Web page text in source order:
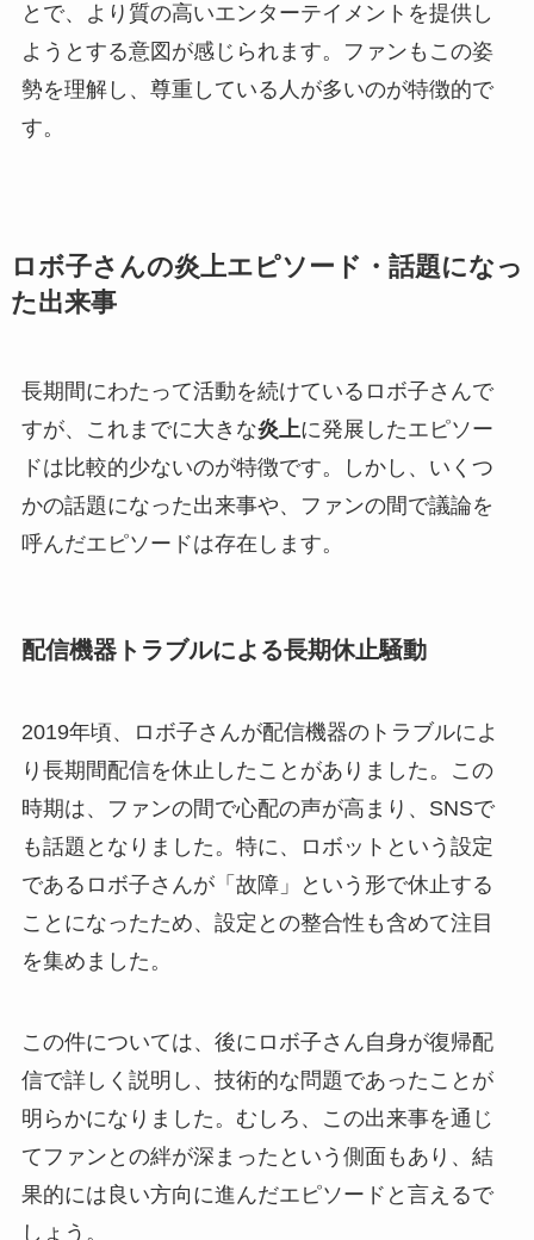
とで、より質の高いエンターテイメントを提供し
ようとする意図が感じられます。ファンもこの姿
勢を理解し、尊重している人が多いのが特徴的で
す。
ロボ子さんの炎上エピソード・話題になっ
た出来事
長期間にわたって活動を続けているロボ子さんで
すが、これまでに大きな炎上に発展したエピソー
ドは比較的少ないのが特徴です。しかし、いくつ
かの話題になった出来事や、ファンの間で議論を
呼んだエピソードは存在します。
配信機器トラブルによる長期休止騒動
2019年頃、ロボ子さんが配信機器のトラブルによ
り長期間配信を休止したことがありました。この
時期は、ファンの間で心配の声が高まり、SNSで
も話題となりました。特に、ロボットという設定
であるロボ子さんが「故障」という形で休止する
ことになったため、設定との整合性も含めて注目
を集めました。
この件については、後にロボ子さん自身が復帰配
信で詳しく説明し、技術的な問題であったことが
明らかになりました。むしろ、この出来事を通じ
てファンとの絆が深まったという側面もあり、結
果的には良い方向に進んだエピソードと言えるで
しょう。